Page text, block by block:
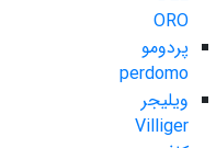
ORO
پردومو
perdomo
ویلیجر
Villiger